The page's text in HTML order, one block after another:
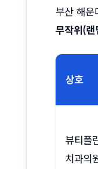
부산 해운
무작위(
상호
뷰티플
치과의